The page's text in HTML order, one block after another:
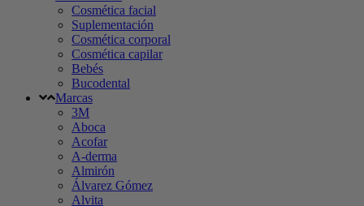
Cosmética facial
Suplementación
Cosmética corporal
Cosmética capilar
Bebés
Bucodental
Marcas
3M
Aboca
Acofar
A-derma
Almirón
Álvarez Gómez
Alvita